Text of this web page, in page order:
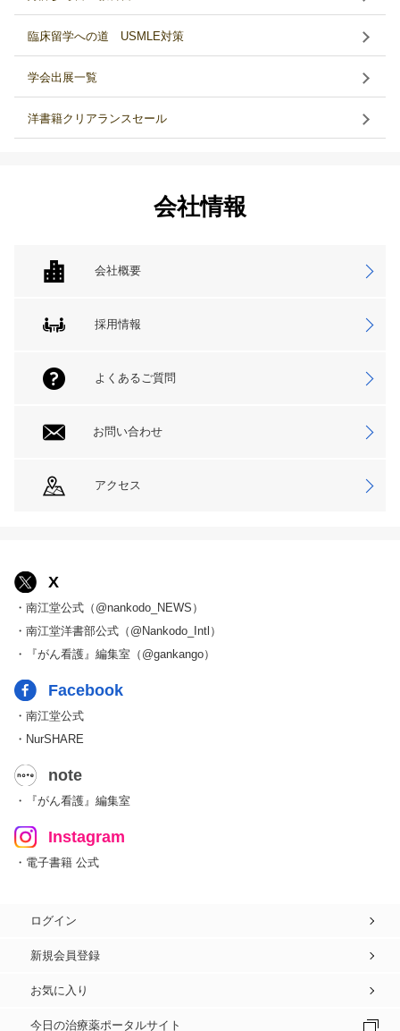
臨床留学への道 USMLE対策
学会出展一覧
洋書籍クリアランスセール
会社情報
会社概要
採用情報
よくあるご質問
お問い合わせ
アクセス
X
・南江堂公式（@nankodo_NEWS）
・南江堂洋書部公式（@Nankodo_Intl）
・『がん看護』編集室（@gankango）
Facebook
・南江堂公式
・NurSHARE
note
・『がん看護』編集室
Instagram
・電子書籍 公式
ログイン
新規会員登録
お気に入り
今日の治療薬ポータルサイト